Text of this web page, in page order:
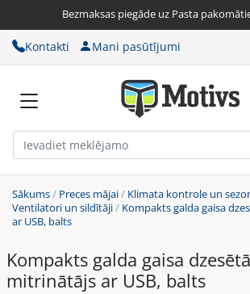
Bezmaksas piegāde uz Pasta
Kontakti Mani pasūtījumi
Sākums/ Preces mājai/ Klimata kontrole un
Ventilatori un sildītāji/ Kompakts galda gaisa
ar USB, balts
Kompakts galda gaisa
mitrinātājs ar USB, balts